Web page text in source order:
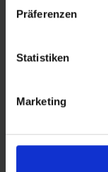
Präferenzen
Statistiken
Marketing
ROLLING